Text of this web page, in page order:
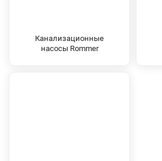
Канализационные
насосы Rommer